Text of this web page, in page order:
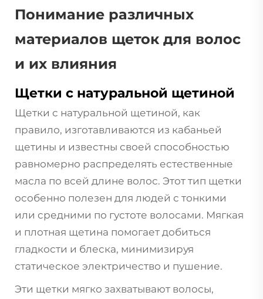
Понимание различных
материалов щеток для волос
и их влияния
Щетки с натуральной щетиной
Щетки с натуральной щетиной, как
правило, изготавливаются из кабаньей
щетины и известны своей способностью
равномерно распределять естественные
масла по всей длине волос. Этот тип щетки
особенно полезен для людей с тонкими
или средними по густоте волосами. Мягкая
и плотная щетина помогает добиться
гладкости и блеска, минимизируя
статическое электричество и пушение.
Эти щетки мягко захватывают волосы,